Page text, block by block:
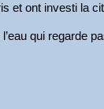
et ont investi la
qui regarde